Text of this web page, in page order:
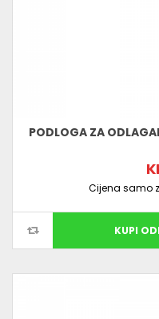
PODLOGA ZA
Cijena samo
KUPI